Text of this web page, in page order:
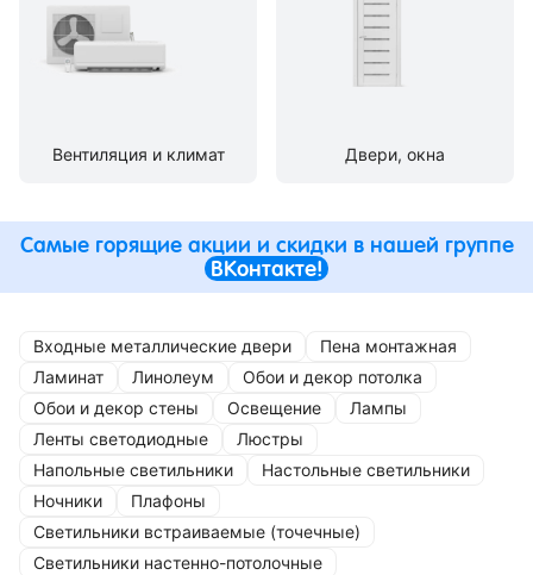
Вентиляция и климат Двери, окна
Самые горящие акции и скидки в нашей группе
ВКонтакте!
Входные металлические двери
Пена монтажная
Ламинат
Линолеум
Обои и декор потолка
Обои и декор стены
Освещение
Лампы
Ленты светодиодные
Люстры
Напольные светильники
Настольные светильники
Ночники
Плафоны
Светильники встраиваемые (точечные)
Светильники настенно-потолочные